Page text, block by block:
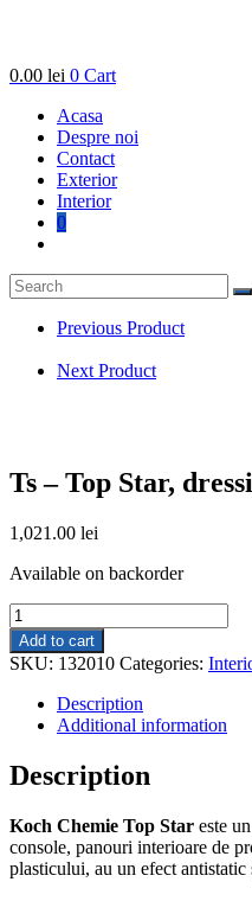
0.00 lei 0 Cart
Acasa
Despre noi
Contact
Exterior
Interior
0
search
Previous Product
Next Product
Ts – Top Star,
1,021.00 lei
Available on backorder
Ts
-
Top
Star,
dressing
plastic
cauciuc
interior,
mat,
10
ltr
Add to cart
SKU: 132010 Categories:
Description
Additional information
Description
Koch Chemie Top Star este
console, panouri interioare de
plasticului, au un efect